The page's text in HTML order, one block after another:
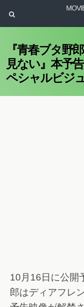
『青春ブタ野
見ない』本予
ペシャルビジ
10月16日に公開
郎はディアフレ